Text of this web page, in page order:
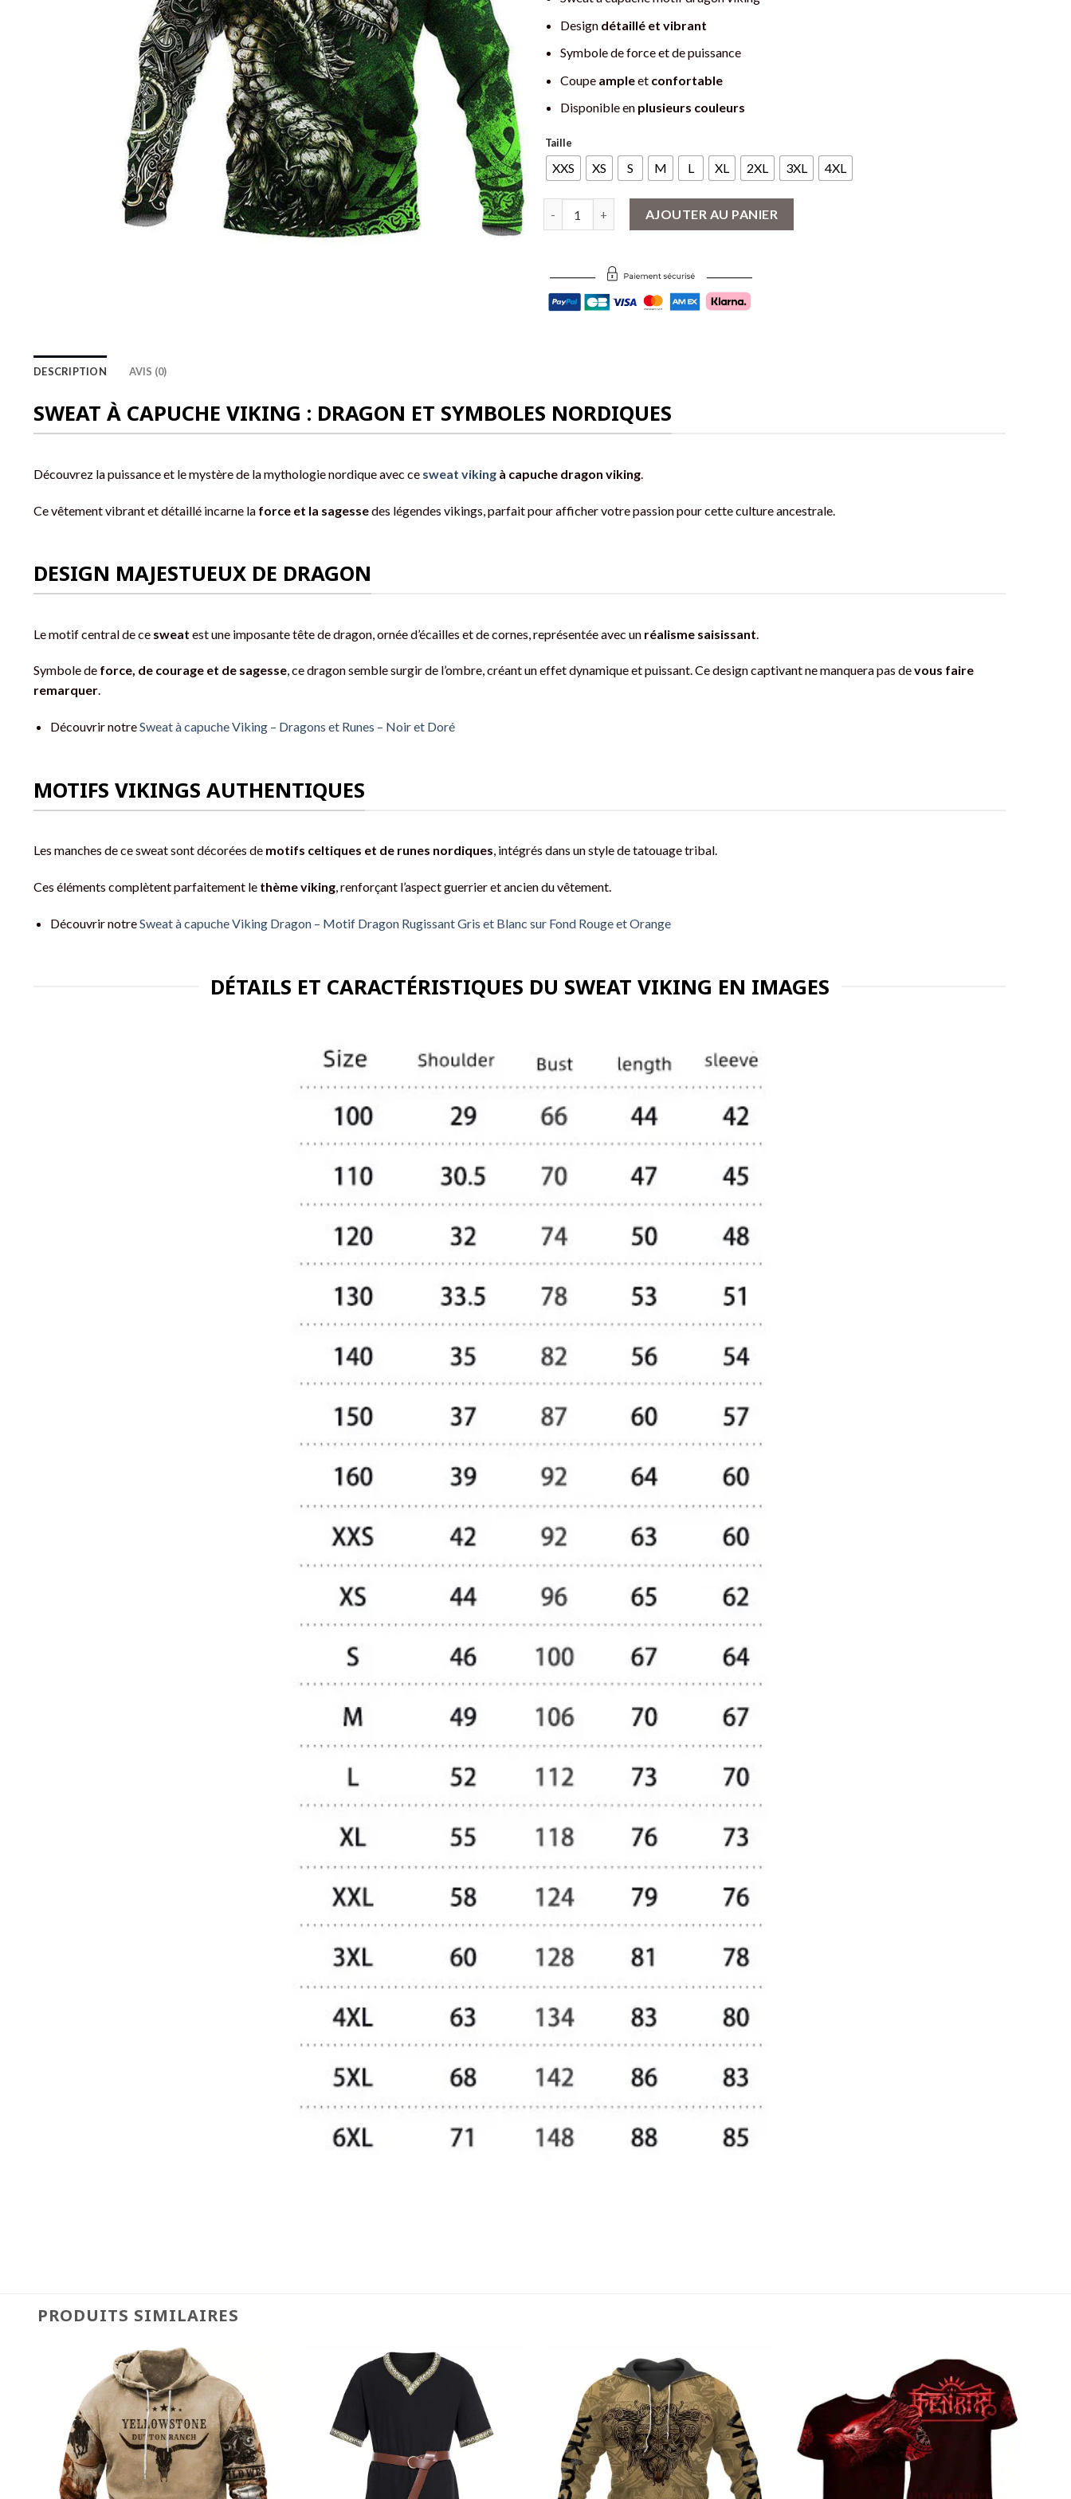
Design détaillé et vibrant
Symbole de force et de puissance
Coupe ampleet confortable
Disponible en plusieurs couleurs
Taille
XXS XS S M L XL 2XL 3XL 4XL
AJOUTER AU PANIER
DESCRIPTION AVIS (0)
SWEAT À CAPUCHE VIKING : DRAGON ET SYMBOLES NORDIQUES
Découvrez la puissance et le mystère de la mythologie nordique avec ce sweat viking à capuche dragon viking
Ce vêtement vibrant et détaillé incarne la force et la sagessedes légendes vikings, parfait pour afficher votre passion pour cette culture ancestrale.
DESIGN MAJESTUEUX DE DRAGON
Le motif central de ce sweat est une imposante tête de dragon, ornée d’écailles et de cornes, représentée avec un réalisme saisissant
Symbole de force, de courage et de sagesse, ce dragon semble surgir de l’ombre, créant un effet dynamique et puissant. Ce design captivant ne manquera pas devous faire
remarquer.
Découvrir notreSweat à capuche Viking – Dragons et Runes – Noir et Doré
MOTIFS VIKINGS AUTHENTIQUES
Les manches de ce sweat sont décorées de motifs celtiques et de runes nordiques, intégrés dans un style de tatouage tribal.
Ces éléments complètent parfaitement le thème viking, renforçant l’aspect guerrier et ancien du vêtement.
Découvrir notreSweat à capuche Viking Dragon – Motif Dragon Rugissant Gris et Blanc sur Fond Rouge et Orange
DÉTAILS ET CARACTÉRISTIQUES DU SWEAT VIKING EN IMAGES
PRODUITS SIMILAIRES